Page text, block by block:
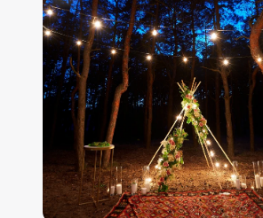
Bildgalerie
springen